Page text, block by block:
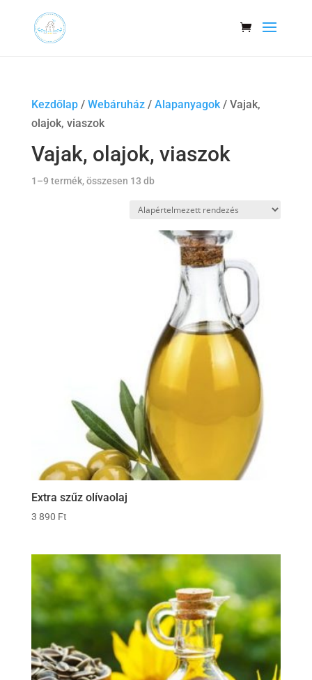
Kezdőlap/ Webáruház/ Alapanyagok/ Vajak,
olajok, viaszok
Vajak, olajok, viaszok
1–9 termék, összesen 13 db
Extra szűz olívaolaj
3 890 Ft